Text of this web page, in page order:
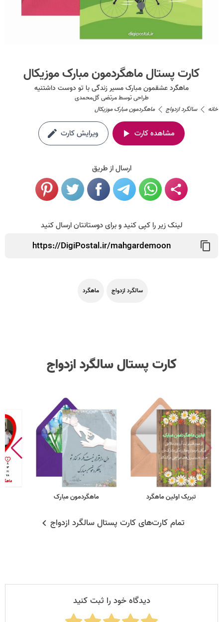
کارت پستال ماهگردمون مبارک موزیکال
ماهگرد عشقمون مبارک مسیر زندگی با تو دوست داشتنیه
طراحی توسطمرتضی گل‌محمدی
خانه
سالگرد ازدواج ماهگردمون مبارک موزیکال
مشاهده کارت ویرایش کارت
ارسال از طریق
لینک زیر را کپی کنید و برای دوستانتان ارسال کنید
سالگرد ازدواج ماهگرد
کارت پستال سالگرد ازدواج
تبریک اولین ماهگرد ماهگردمون مبارک
تمام کارت‌های کارت پستال سالگرد ازدواج
دیدگاه خود را ثبت کنید